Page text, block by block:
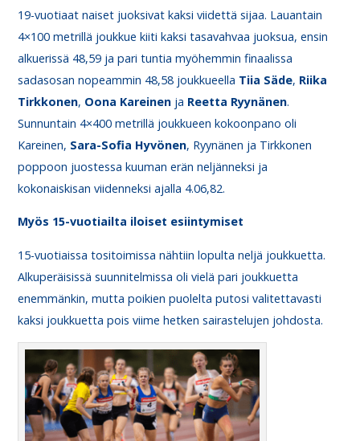
19-vuotiaat naiset juoksivat kaksi viidettä sijaa. Lauantain
4×100 metrillä joukkue kiiti kaksi tasavahvaa juoksua, ensin
alkuerissä 48,59 ja pari tuntia myöhemmin finaalissa
sadasosan nopeammin 48,58 joukkueella Tiia Säde, Riika
Tirkkonen, Oona Kareinen ja Reetta Ryynänen.
Sunnuntain 4×400 metrillä joukkueen kokoonpano oli
Kareinen, Sara-Sofia Hyvönen, Ryynänen ja Tirkkonen
poppoon juostessa kuuman erän neljänneksi ja
kokonaiskisan viidenneksi ajalla 4.06,82.
Myös 15-vuotiailta iloiset esiintymiset
15-vuotiaissa tositoimissa nähtiin lopulta neljä joukkuetta.
Alkuperäisissä suunnitelmissa oli vielä pari joukkuetta
enemmänkin, mutta poikien puolelta putosi valitettavasti
kaksi joukkuetta pois viime hetken sairastelujen johdosta.